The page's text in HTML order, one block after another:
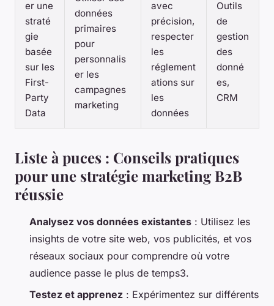
er une
straté
gie
basée
sur les
First-
Party
Data
données
primaires
pour
personnalis
er les
campagnes
marketing
avec
précision,
respecter
les
réglement
ations sur
les
données
Outils
de
gestion
des
donné
es,
CRM
Liste à puces : Conseils pratiques
pour une stratégie marketing B2B
réussie
Analysez vos données existantes : Utilisez les
insights de votre site web, vos publicités, et vos
réseaux sociaux pour comprendre où votre
audience passe le plus de temps3.
Testez et apprenez : Expérimentez sur différents